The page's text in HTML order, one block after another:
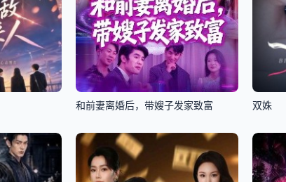
和前妻离婚后，带嫂子发家致富 双姝